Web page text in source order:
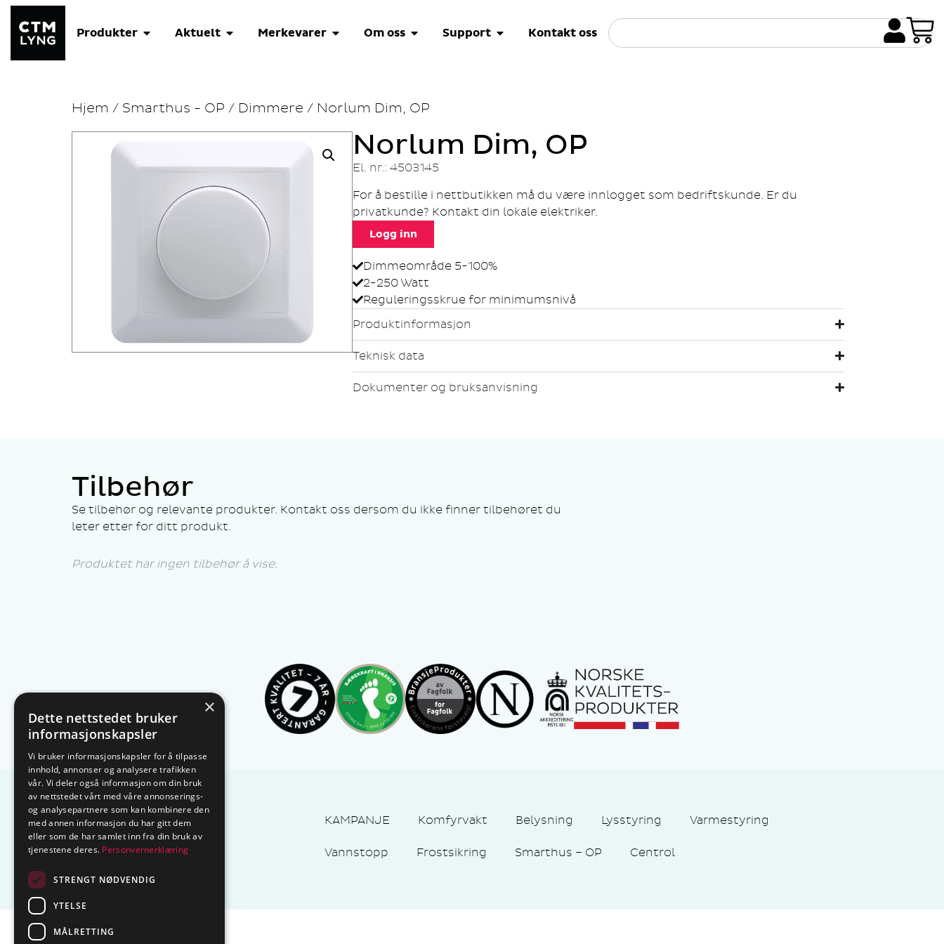
Produkter Aktuelt Merkevarer Om oss Support Kontakt oss
Hjem / Smarthus - OP / Dimmere / Norlum Dim, OP
Norlum Dim, OP
El. nr.: 4503145
For å bestille i nettbutikken må du være innlogget som bedriftskunde. Er du
privatkunde? Kontakt din lokale elektriker.
Logg inn
Dimmeområde 5-100%
2-250 Watt
Reguleringsskrue for minimumsnivå
Produktinformasjon
Teknisk data
Dokumenter og bruksanvisning
Tilbehør
Se tilbehør og relevante produkter. Kontakt oss dersom du ikke finner tilbehøret du
leter etter for ditt produkt.
Produktet har ingen tilbehør å vise.
KAMPANJE Komfyrvakt Belysning Lysstyring Varmestyring
Vannstopp Frostsikring Smarthus – OP Centrol
×
Dette nettstedet bruker
informasjonskapsler
Vi bruker informasjonskapsler for å tilpasse
innhold, annonser og analysere trafikken
vår. Vi deler også informasjon om din bruk
av nettstedet vårt med våre annonserings-
og analysepartnere som kan kombinere den
med annen informasjon du har gitt dem
eller som de har samlet inn fra din bruk av
tjenestene deres. Personvernerklæring
STRENGT NØDVENDIG
YTELSE
MÅLRETTING